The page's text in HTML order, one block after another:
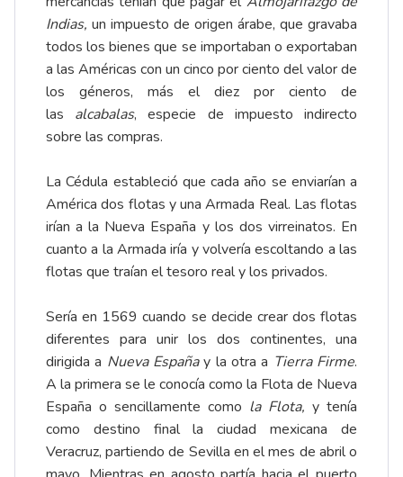
Indias, un impuesto de origen árabe, que gravaba
todos los bienes que se importaban o exportaban
a las Américas con un cinco por ciento del valor de
los géneros, más el diez por ciento de
las alcabalas, especie de impuesto indirecto
sobre las compras.
La Cédula estableció que cada año se enviarían a
América dos flotas y una Armada Real. Las flotas
irían a la Nueva España y los dos virreinatos. En
cuanto a la Armada iría y volvería escoltando a las
flotas que traían el tesoro real y los privados.
Sería en 1569 cuando se decide crear dos flotas
diferentes para unir los dos continentes, una
dirigida a Nueva Españay la otra a Tierra Firme.
A la primera se le conocía como la Flota de Nueva
España o sencillamente como la Flota, y tenía
como destino final la ciudad mexicana de
Veracruz, partiendo de Sevilla en el mes de abril o